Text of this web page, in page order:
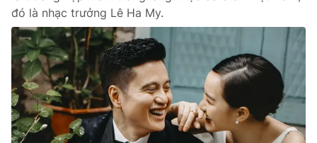
đó là nhạc trưởng Lê Ha My.